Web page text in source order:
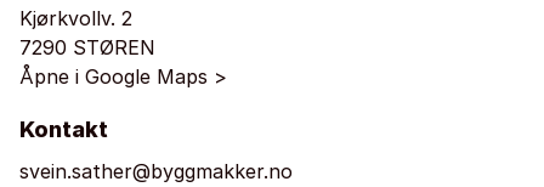
Kjørkvollv. 2
7290 STØREN
Åpne i Google Maps >
Kontakt
svein.sather@byggmakker.no